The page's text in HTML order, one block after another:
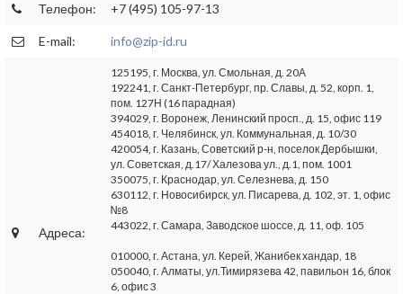
Телефон: +7 (495) 105-97-13
E-mail: info@zip-id.ru
Адреса:
125195, г. Москва, ул. Смольная, д. 20А
192241, г. Санкт-Петербург, пр. Славы, д. 52, корп. 1,
пом. 127Н (16 парадная)
394029, г. Воронеж, Ленинский просп., д. 15, офис 119
454018, г. Челябинск, ул. Коммунальная, д. 10/30
420054, г. Казань, Советский р-н, поселок Дербышки,
ул. Советская, д.17/ Халезова ул., д.1, пом. 1001
350075, г. Краснодар, ул. Селезнева, д. 150
630112, г. Новосибирск, ул. Писарева, д. 102, эт. 1, офис
№8
443022, г. Самара, Заводское шоссе, д. 11, оф. 105
010000, г. Астана, ул. Керей, Жанибек хандар, 18
050040, г. Алматы, ул.Тимирязева 42, павильон 16, блок
6, офис 3